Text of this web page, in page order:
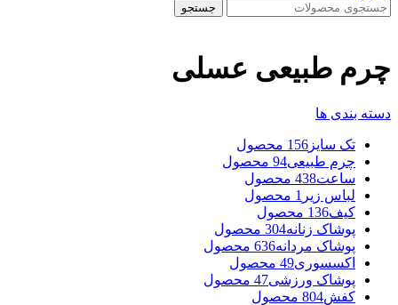
جستجو
چرم طبیعی عسلی
دسته بندی ها
تک سایز 156 محصول
چرم طبیعی94 محصول
ساعت438 محصول
لباس زیر 1 محصول
کیف136 محصول
پوشاک زنانه304 محصول
پوشاک مردانه636 محصول
اکسسوری49 محصول
پوشاک ورزشی47 محصول
کفش804 محصول